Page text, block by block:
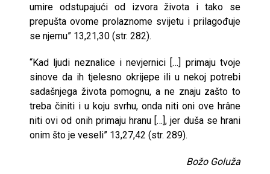
umire odstupajući od izvora života i tako se
prepušta ovome prolaznome svijetu i prilagođuje
se njemu” 13,21,30 (str. 282).
“Kad ljudi neznalice i nevjernici […] primaju tvoje
sinove da ih tjelesno okrijepe ili u nekoj potrebi
sadašnjega života pomognu, a ne znaju zašto to
treba činiti i u koju svrhu, onda niti oni ove hrâne
niti ovi od onih primaju hranu […], jer duša se hrani
onim što je veseli” 13,27,42 (str. 289).
Božo Goluža